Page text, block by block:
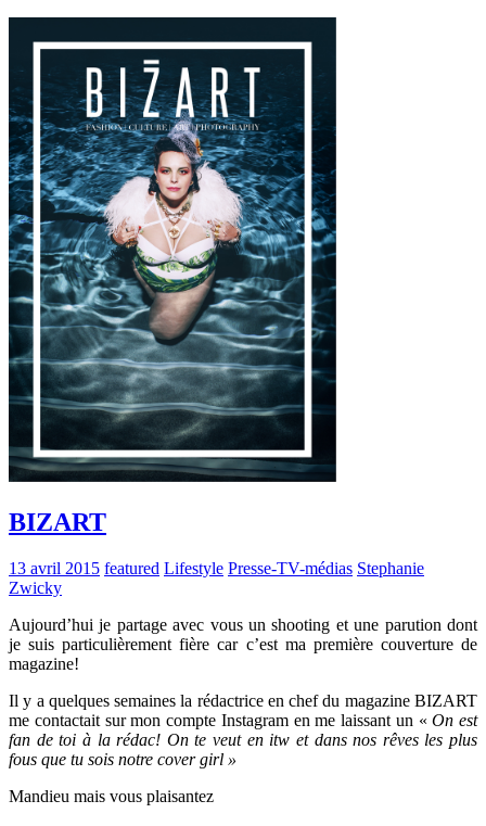
BIZART
13 avril 2015 featured Lifestyle Presse-TV-médias Stephanie
Zwicky
Aujourd’hui je partage avec vous un shooting et une parution dont
je suis particulièrement fière car c’est ma première couverture de
magazine!
Il y a quelques semaines la rédactrice en chef du magazine BIZART
me contactait sur mon compte Instagram en me laissant un «On est
fan de toi à la rédac! On te veut en itw et dans nos rêves les plus
fous que tu sois notre cover girl »
Mandieu mais vous plaisantez